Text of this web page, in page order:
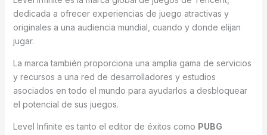
dedicada a ofrecer experiencias de juego atractivas y
originales a una audiencia mundial, cuando y donde elijan
jugar.
La marca también proporciona una amplia gama de servicios
y recursos a una red de desarrolladores y estudios
asociados en todo el mundo para ayudarlos a desbloquear
el potencial de sus juegos.
Level Infinite es tanto el editor de éxitos como PUBG